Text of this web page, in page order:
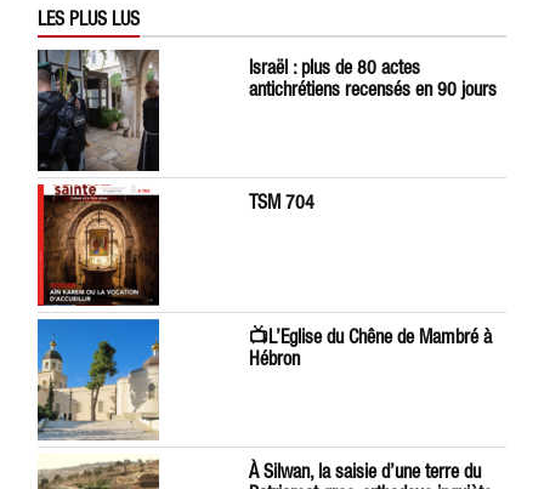
LES PLUS LUS
Israël : plus de 80 actes
antichrétiens recensés en 90 jours
TSM 704
📺L’Eglise du Chêne de Mambré à
Hébron
À Silwan, la saisie d’une terre du